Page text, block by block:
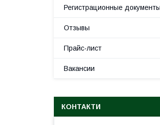
Регистрационные документы
Отзывы
Прайс-лист
Вакансии
КОНТАКТИ